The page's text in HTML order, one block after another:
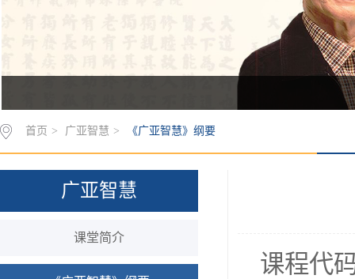
首页 > 广亚智慧 > 《广亚智慧》纲要
广亚智慧
课堂简介
课程代